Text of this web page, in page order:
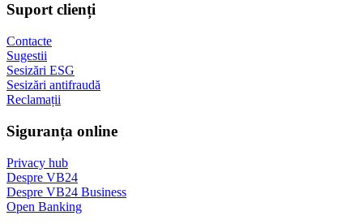
Suport clienți
Contacte
Sugestii
Sesizări ESG
Sesizări antifraudă
Reclamații
Siguranța online
Privacy hub
Despre VB24
Despre VB24 Business
Open Banking